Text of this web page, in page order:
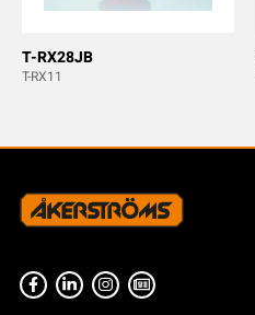
T-RX28JB
T-RX11